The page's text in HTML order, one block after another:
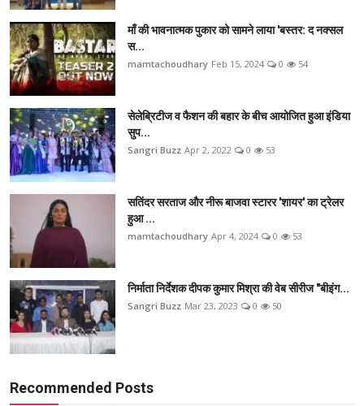
माँ की भावनात्मक पुकार को सामने लाया 'बस्तर: द नक्सल
स...
mamtachoudhary Feb 15, 2024 0 54
सेलेब्रिटीज व फैशन की बहार के बीच आयोजित हुआ इंडिया
सुप...
Sangri Buzz Apr 2, 2022 0 53
सतिंदर सरताज और नीरू बाजवा स्टारर 'शायर' का ट्रेलर
हुआ ...
mamtachoudhary Apr 4, 2024 0 53
निर्माता निर्देशक दीपक कुमार मिश्रा की वेब सीरीज "बीइंग...
Sangri Buzz Mar 23, 2023 0 50
Recommended Posts